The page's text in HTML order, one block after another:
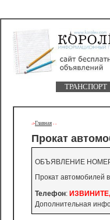
ТРАНСПОРТ
->Главная - -
Прокат
ОБЪЯВЛЕНИЕ
Прокат автомобилей
Телефон: ИЗВИНИТЕ,
Дополнительная